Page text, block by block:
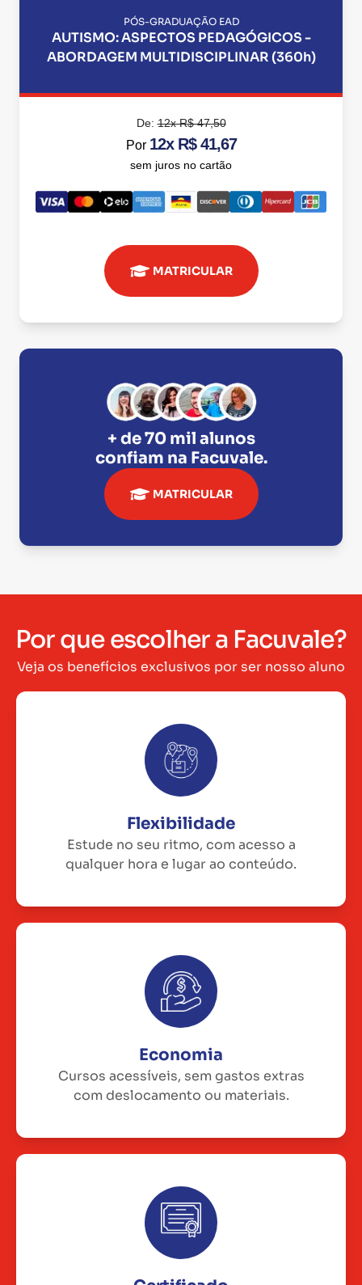
PÓS-GRADUAÇÃO EAD
AUTISMO: ASPECTOS PEDAGÓGICOS -
ABORDAGEM MULTIDISCIPLINAR (360h)
De:12x R$ 47,50
Por 12x R$ 41,67
sem juros no cartão
MATRICULAR
+ de 70 mil alunos
confiam na Facuvale.
MATRICULAR
Por que escolher a Facuvale?
Veja os benefícios exclusivos por ser nosso aluno
Flexibilidade
Estude no seu ritmo, com acesso a
qualquer hora e lugar ao conteúdo.
Economia
Cursos acessíveis, sem gastos extras
com deslocamento ou materiais.